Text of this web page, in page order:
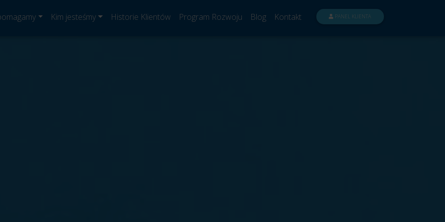
Kim jesteśmy Historie Klientów Program Rozwoju Blog Kontakt PANEL KLIENTA